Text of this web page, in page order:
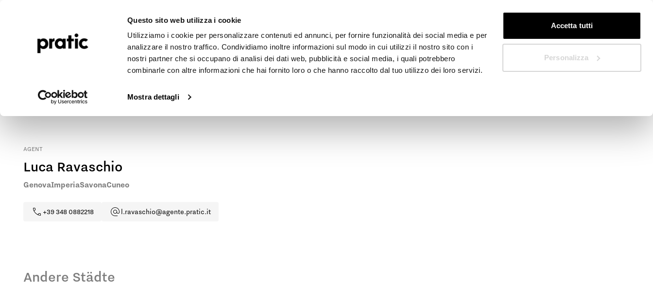
Questo sito web utilizza i cookie
Utilizziamo i cookie per personalizzare contenuti ed annunci, per fornire funzionalità dei social media e per
analizzare il nostro traffico. Condividiamo inoltre informazioni sul modo in cui utilizzi il nostro sito con i
nostri partner che si occupano di analisi dei dati web, pubblicità e social media, i quali potrebbero
combinarle con altre informazioni che hai fornito loro o che hanno raccolto dal tuo utilizzo dei loro servizi.
Mostra dettagli
Accetta tutti
Personalizza
Outdoor-ProjekteJournalUnternehmen
Kontaktieren Sie unseren Vertreter vor Ort, um die nächstgelegene Pratic-Verkaufsstelle in Genova zu finden.
AGENT
Luca Ravaschio
GenovaImperiaSavonaCuneo
+39 348 0882218 l.ravaschio@agente.pratic.it
Andere Städte